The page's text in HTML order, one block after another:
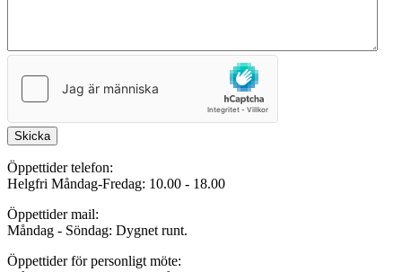
Skicka
Öppettider telefon:
Helgfri Måndag-Fredag: 10.00 - 18.00
Öppettider mail:
Måndag - Söndag: Dygnet runt.
Öppettider för personligt möte: